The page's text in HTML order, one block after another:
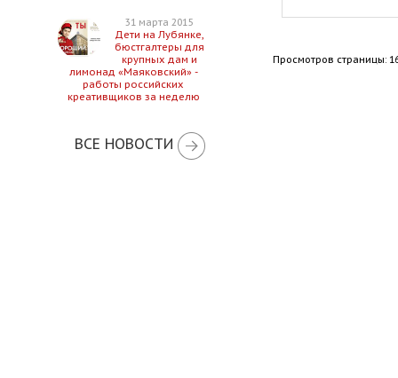
31 марта 2015
Дети на Лубянке,
бюстгалтеры для
крупных дам и
лимонад «Маяковский» -
работы российских
креативщиков за неделю
ВСЕ НОВОСТИ
Просмотров страницы: